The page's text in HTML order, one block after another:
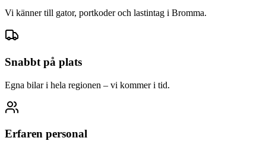
Vi känner till gator, portkoder och lastintag i Bromma.
Snabbt på plats
Egna bilar i hela regionen – vi kommer i tid.
Erfaren personal